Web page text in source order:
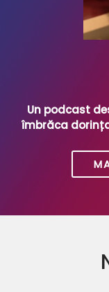
Un podcast
îmbrăca